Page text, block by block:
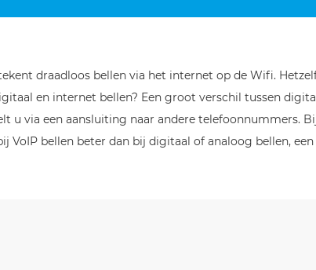
draadloos bellen via het internet op de Wifi.
en internet bellen? Een groot verschil tussen
u via een aansluiting naar andere telefoonnummers.
VoIP bellen beter dan bij digitaal of analoog bellen,